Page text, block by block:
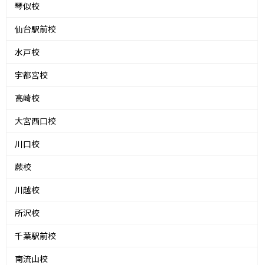
琴似校
仙台駅前校
水戸校
宇都宮校
高崎校
大宮西口校
川口校
蕨校
川越校
所沢校
千葉駅前校
南流山校